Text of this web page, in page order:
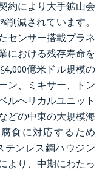
約により大手鉱山会
削減されています。
センサー搭載プラネ
における残存寿命を
億米ドル規模の
ン、ミキサー、トン
ルヘリカルユニット
どの中東の大規模海
食に対応するため
テンレス鋼ハウジン
より、中期にわたっ